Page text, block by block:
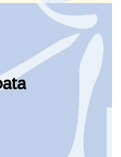
tempo al
salute e alla
se si vuole
luoghi e persone
questo tempo